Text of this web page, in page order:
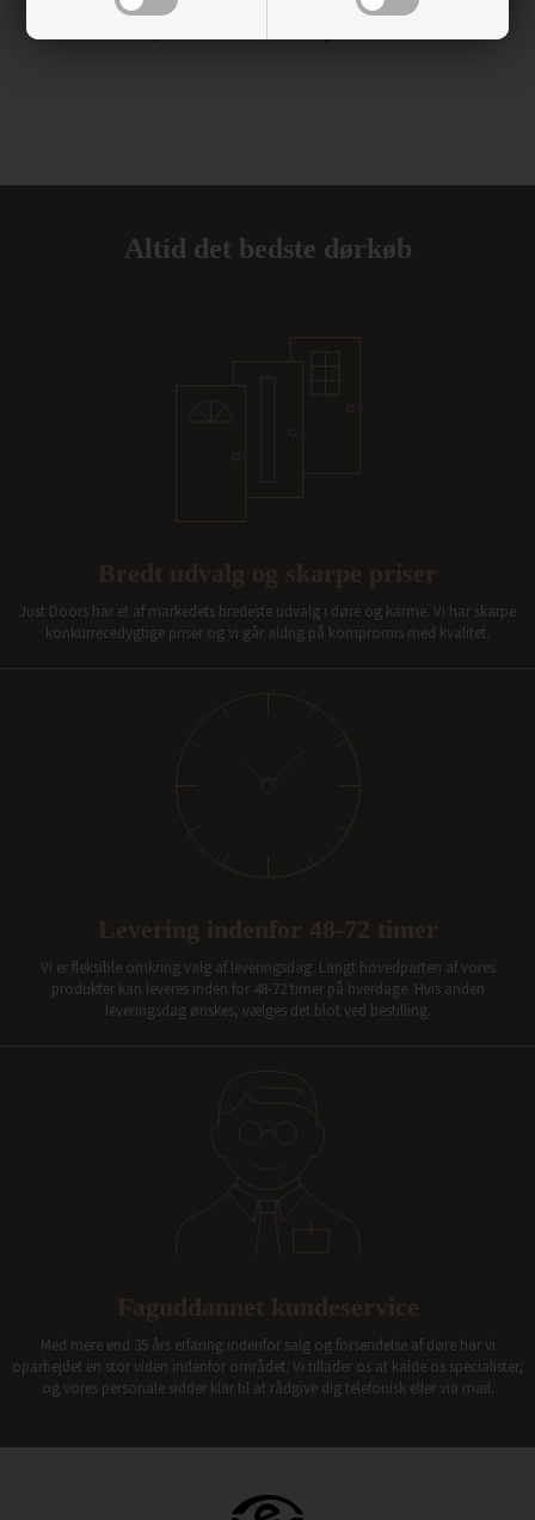
Altid det bedste dørkøb
Just Doors har et af markedets bredeste udvalg i døre og karme. Vi har skarpe
konkurrecedygtige priser og vi går aldrig på kompromis med kvalitet.
Vi er fleksible omkring valg af leveringsdag. Langt hovedparten af vores
produkter kan leveres inden for 48-72 timer på hverdage. Hvis anden
leveringsdag ønskes, vælges det blot ved bestilling.
Med mere end 35 års erfaring indenfor salg og forsendelse af døre har vi
oparbejdet en stor viden indenfor området. Vi tillader os at kalde os specialister,
og vores personale sidder klar til at rådgive dig telefonisk eller via mail.